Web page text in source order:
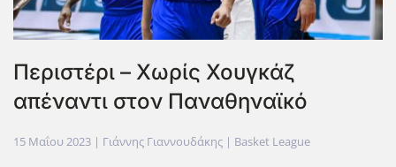
Περιστέρι – Χωρίς Χουγκάζ
απέναντι στον Παναθηναϊκό
15 Μαΐου 2023 | Γιάννης Γιαννουδάκης | Basket League